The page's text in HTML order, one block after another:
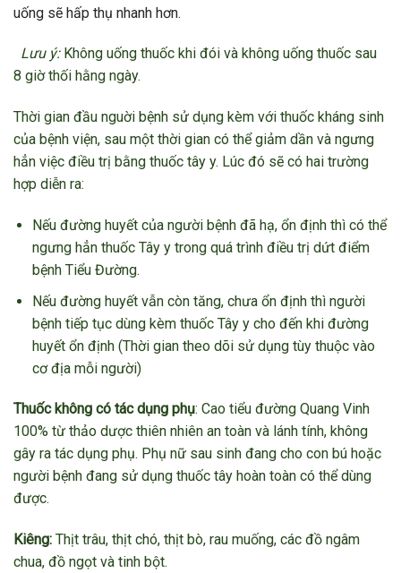
uống sẽ hấp thụ nhanh hơn.
Lưu ý:Không uống thuốc khi đói và không uống thuốc sau
8 giờ thối hằng ngày.
Thời gian đầu nguời bệnh sử dụng kèm với thuốc kháng sinh
của bệnh viện, sau một thời gian có thể giảm dần và ngưng
hẳn việc điều trị bằng thuốc tây y. Lúc đó sẽ có hai trường
hợp diễn ra:
Nếu đường huyết của người bệnh đã hạ, ổn định thì có thể
ngưng hẳn thuốc Tây y trong quá trình điều trị dứt điểm
bệnh Tiểu Đường.
Nếu đường huyết vẫn còn tăng, chưa ổn định thì người
bệnh tiếp tục dùng kèm thuốc Tây y cho đến khi đường
huyết ổn định (Thời gian theo dõi sử dụng tùy thuộc vào
cơ địa mỗi người)
Thuốc không có tác dụng phụ: Cao tiểu đường Quang Vinh
100% từ thảo dược thiên nhiên an toàn và lánh tính, không
gây ra tác dụng phụ. Phụ nữ sau sinh đang cho con bú hoặc
người bệnh đang sử dụng thuốc tây hoàn toàn có thể dùng
được.
Kiêng: Thịt trâu, thịt chó, thịt bò, rau muống, các đồ ngâm
chua, đồ ngọt và tinh bột.